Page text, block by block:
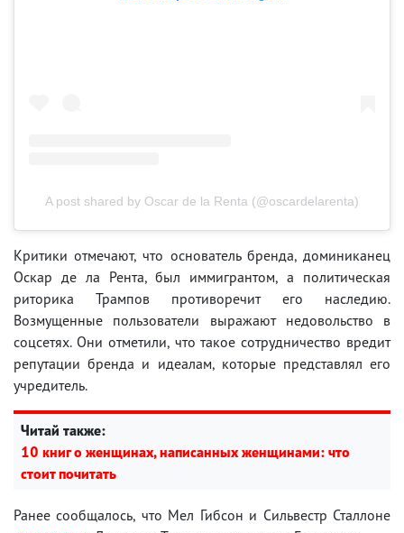
A post shared by Oscar de la Renta (@oscardelarenta)
Критики отмечают, что основатель бренда, доминиканец
Оскар де ла Рента, был иммигрантом, а политическая
риторика Трампов противоречит его наследию.
Возмущенные пользователи выражают недовольство в
соцсетях. Они отметили, что такое сотрудничество вредит
репутации бренда и идеалам, которые представлял его
учредитель.
Читай также:
10 книг о женщинах, написанных женщинами: что
стоит почитать
Ранее сообщалось, что Мел Гибсон и Сильвестр Сталлоне